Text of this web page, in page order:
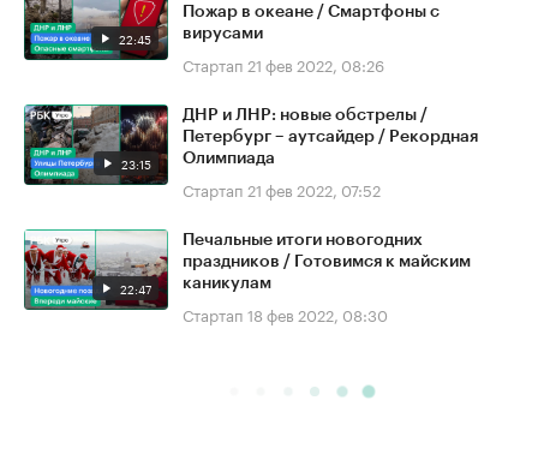
22:45
Пожар в океане / Смартфоны с
вирусами
Стартап 21 фев 2022, 08:26
23:15
ДНР и ЛНР: новые обстрелы /
Петербург – аутсайдер / Рекордная
Олимпиада
Стартап 21 фев 2022, 07:52
22:47
Печальные итоги новогодних
праздников / Готовимся к майским
каникулам
Стартап 18 фев 2022, 08:30